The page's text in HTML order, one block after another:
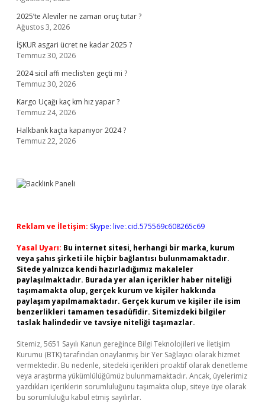
2025’te Aleviler ne zaman oruç tutar ?
Ağustos 3, 2026
İŞKUR asgari ücret ne kadar 2025 ?
Temmuz 30, 2026
2024 sicil affı meclis’ten geçti mi ?
Temmuz 30, 2026
Kargo Uçağı kaç km hız yapar ?
Temmuz 24, 2026
Halkbank kaçta kapanıyor 2024 ?
Temmuz 22, 2026
Reklam ve İletişim: Skype: live:.cid.575569c608265c69
Yasal Uyarı: Bu internet sitesi, herhangi bir marka, kurum
veya şahıs şirketi ile hiçbir bağlantısı bulunmamaktadır.
Sitede yalnızca kendi hazırladığımız makaleler
paylaşılmaktadır. Burada yer alan içerikler haber niteliği
taşımamakta olup, gerçek kurum ve kişiler hakkında
paylaşım yapılmamaktadır. Gerçek kurum ve kişiler ile isim
benzerlikleri tamamen tesadüfidir. Sitemizdeki bilgiler
taslak halindedir ve tavsiye niteliği taşımazlar.
Sitemiz, 5651 Sayılı Kanun gereğince Bilgi Teknolojileri ve İletişim
Kurumu (BTK) tarafından onaylanmış bir Yer Sağlayıcı olarak hizmet
vermektedir. Bu nedenle, sitedeki içerikleri proaktif olarak denetleme
veya araştırma yükümlülüğümüz bulunmamaktadır. Ancak, üyelerimiz
yazdıkları içeriklerin sorumluluğunu taşımakta olup, siteye üye olarak
bu sorumluluğu kabul etmiş sayılırlar.